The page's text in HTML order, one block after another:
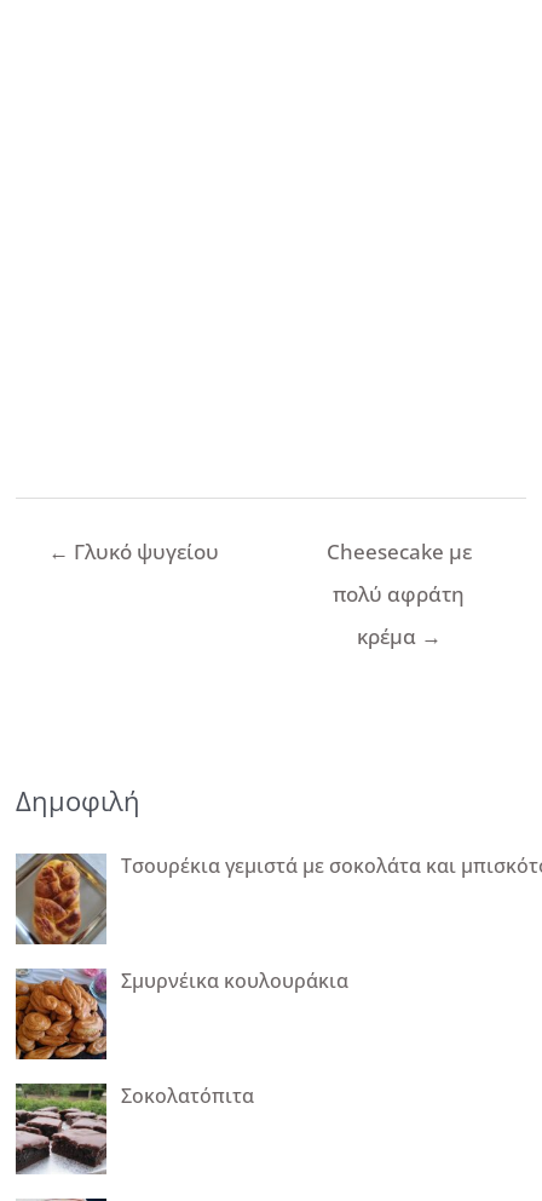
Πλοήγηση
← Γλυκό ψυγείου
Cheesecake με
πολύ αφράτη
κρέμα →
Δημοφιλή
Τσουρέκια γεμιστά με σοκολάτα και
Σμυρνέικα κουλουράκια
Σοκολατόπιτα